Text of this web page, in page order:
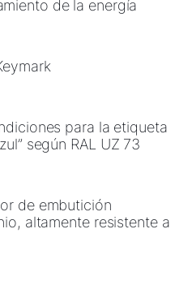
de la energía
para la etiqueta
según RAL UZ 73
de embutición
altamente resistente a